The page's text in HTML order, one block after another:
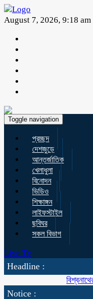
August 7, 2026, 9:18 am
Toggle navigation
প্রচ্ছদ
দেশজুড়ে
আন্তর্জাতিক
খেলাধুলা
বিনোদন
ভিডিও
শিক্ষাঙ্গন
লাইফস্টাইল
ছবিঘর
সকল বিভাগ
Live Tv
Headline :
বিশ্বনাথের
Notice :